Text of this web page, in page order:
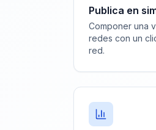
Publica en
Componer una
redes con un
red.